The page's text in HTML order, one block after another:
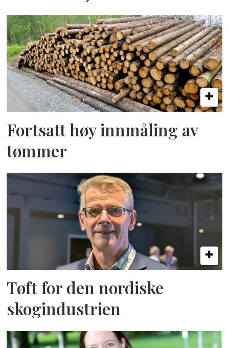
Fortsatt høy innmåling av
tømmer
Tøft for den nordiske
skogindustrien